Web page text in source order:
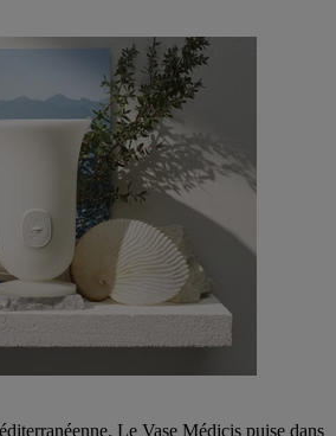
Le Vase Médicis puise dans